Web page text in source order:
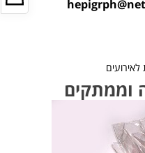
לאירועים
וממתקים